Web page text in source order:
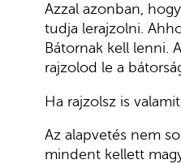
Azzal azonban,
tudja lerajzolni.
Bátornak kell lenni.
rajzolod le a
Ha rajzolsz is
Az alapvetés nem
mindent kellett